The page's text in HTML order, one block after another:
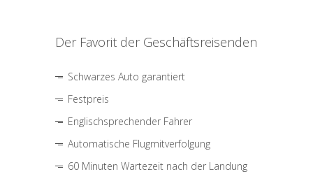
Der Favorit der Geschäftsreisenden
Schwarzes Auto garantiert
Festpreis
Englischsprechender Fahrer
Automatische Flugmitverfolgung
60 Minuten Wartezeit nach der Landung